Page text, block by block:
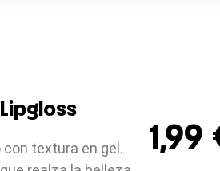
textura en gel.
1,99